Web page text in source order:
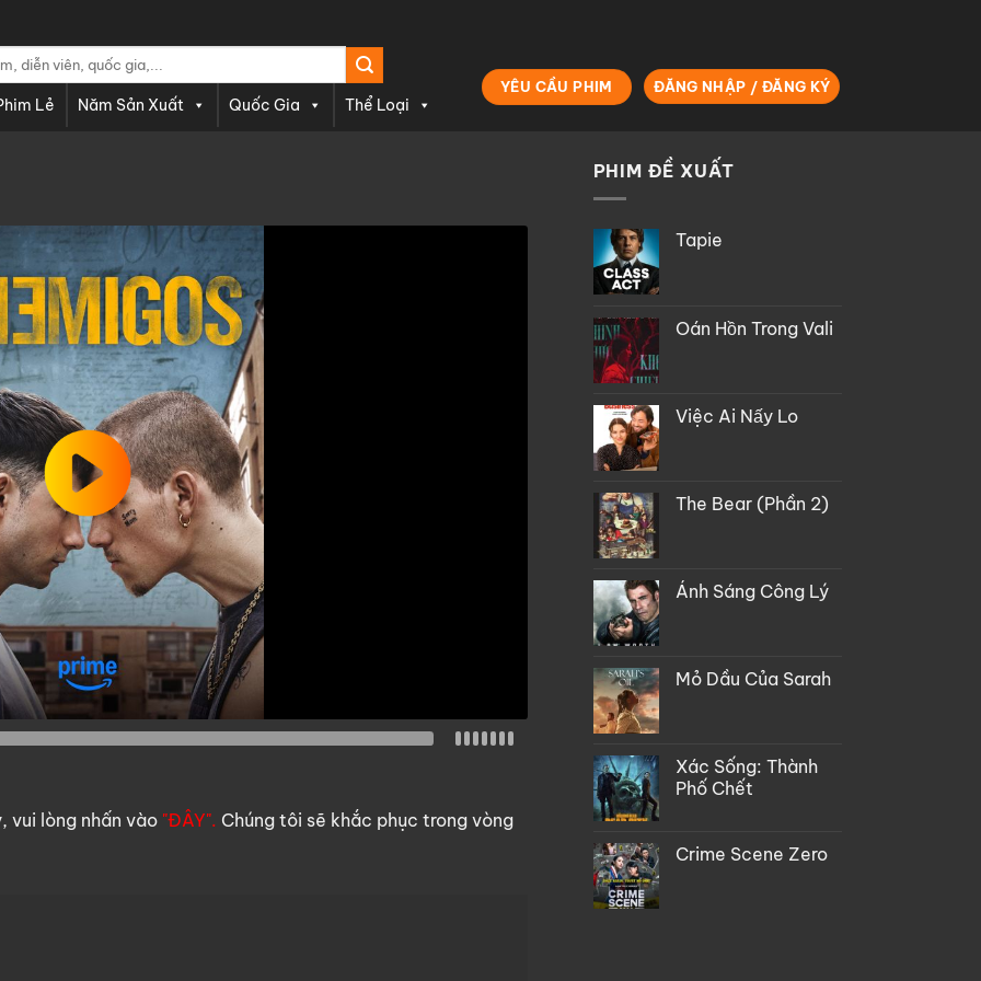
Lẻ Năm Sản Xuất Quốc Gia Thể Loại
YÊU CẦU PHIM ĐĂNG NHẬP / ĐĂNG KÝ
vui lòng nhấn vào "ĐÂY". Chúng tôi sẽ khắc phục trong vòng
PHIM ĐỀ XUẤT
Tapie
Oán Hồn Trong Vali
Việc Ai Nấy Lo
The Bear (Phần 2)
Ánh Sáng Công Lý
Mỏ Dầu Của Sarah
Xác Sống: Thành
Phố Chết
Crime Scene Zero